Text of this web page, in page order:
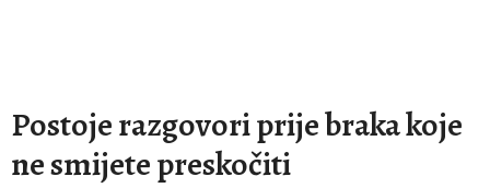
Postoje razgovori prije braka koje
ne smijete preskočiti